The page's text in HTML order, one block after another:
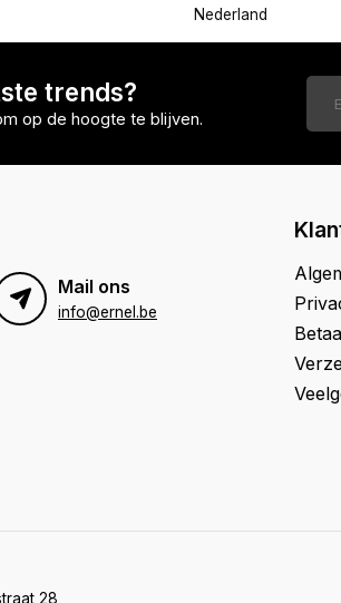
Nederland
trends?
op de hoogte te blijven.
Mail ons
info@ernel.be
28